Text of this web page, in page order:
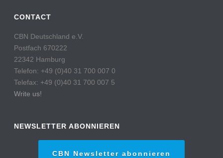
CONTACT
CBN Deutschland e.V.
Postfach 670222
22342 Hamburg
Telefon: +49 (0)40 31 700 007 0
Telefax: +49 (0)40 31 700 007 5
Write us!
NEWSLETTER ABONNIEREN
CBN Newsletter abonnieren